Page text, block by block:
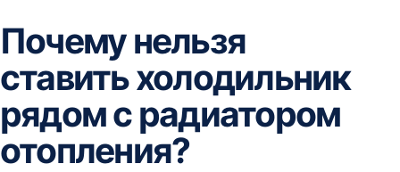
Почему нельзя
ставить холодильник
рядом с радиатором
отопления?